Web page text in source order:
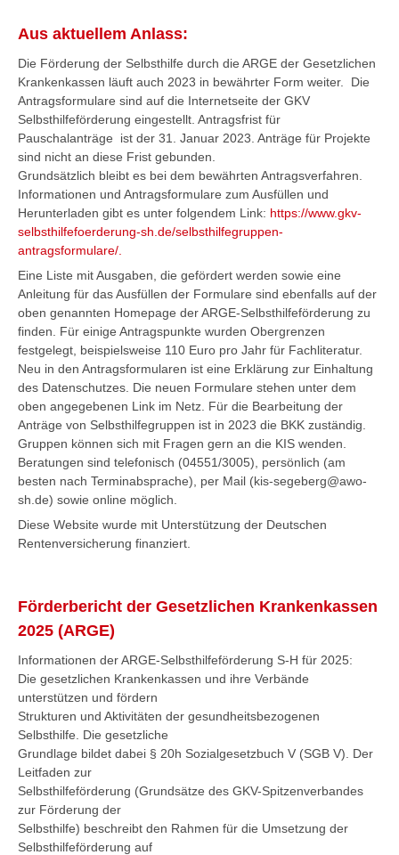
Aus aktuellem Anlass:
Die Förderung der Selbsthilfe durch die ARGE der Gesetzlichen
Krankenkassen läuft auch 2023 in bewährter Form weiter. Die
Antragsformulare sind auf die Internetseite der GKV
Selbsthilfeförderung eingestellt. Antragsfrist für
Pauschalanträge ist der 31. Januar 2023. Anträge für Projekte
sind nicht an diese Frist gebunden.
Grundsätzlich bleibt es bei dem bewährten Antragsverfahren.
Informationen und Antragsformulare zum Ausfüllen und
Herunterladen gibt es unter folgendem Link: https://www.gkv-
selbsthilfefoerderung-sh.de/selbsthilfegruppen-
antragsformulare/.
Eine Liste mit Ausgaben, die gefördert werden sowie eine
Anleitung für das Ausfüllen der Formulare sind ebenfalls auf der
oben genannten Homepage der ARGE-Selbsthilfeförderung zu
finden. Für einige Antragspunkte wurden Obergrenzen
festgelegt, beispielsweise 110 Euro pro Jahr für Fachliteratur.
Neu in den Antragsformularen ist eine Erklärung zur Einhaltung
des Datenschutzes. Die neuen Formulare stehen unter dem
oben angegebenen Link im Netz. Für die Bearbeitung der
Anträge von Selbsthilfegruppen ist in 2023 die BKK zuständig.
Gruppen können sich mit Fragen gern an die KIS wenden.
Beratungen sind telefonisch (04551/3005), persönlich (am
besten nach Terminabsprache), per Mail (kis-segeberg@awo-
sh.de) sowie online möglich.
Diese Website wurde mit Unterstützung der Deutschen
Rentenversicherung finanziert.
Förderbericht der Gesetzlichen Krankenkassen
2025 (ARGE)
Informationen der ARGE-Selbsthilfeförderung S-H für 2025:
Die gesetzlichen Krankenkassen und ihre Verbände
unterstützen und fördern
Strukturen und Aktivitäten der gesundheitsbezogenen
Selbsthilfe. Die gesetzliche
Grundlage bildet dabei § 20h Sozialgesetzbuch V (SGB V). Der
Leitfaden zur
Selbsthilfeförderung (Grundsätze des GKV-Spitzenverbandes
zur Förderung der
Selbsthilfe) beschreibt den Rahmen für die Umsetzung der
Selbsthilfeförderung auf